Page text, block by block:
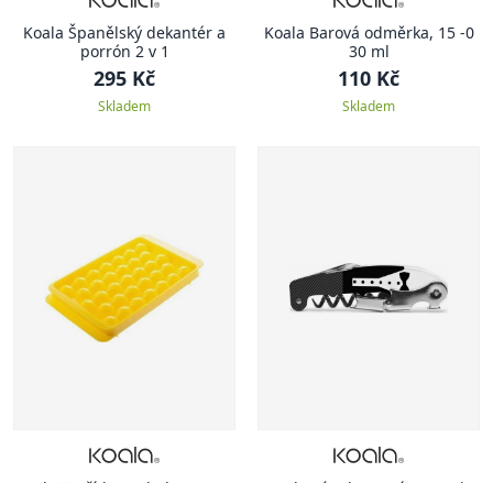
Koala Španělský dekantér a
porrón 2 v 1
295 Kč
Skladem
Koala Barová odměrka, 15 -0
30 ml
110 Kč
Skladem